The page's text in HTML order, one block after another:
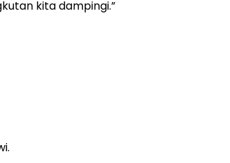
kita dampingi.”